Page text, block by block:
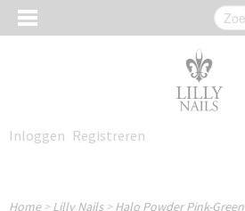
Inloggen Registreren
Home>Lilly Nails>Halo Powder Pink-Green